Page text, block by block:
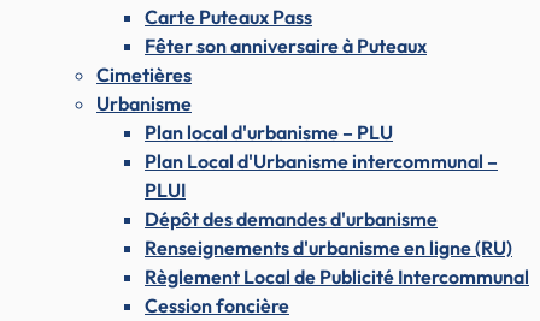
Carte Puteaux Pass
Fêter son anniversaire à Puteaux
Cimetières
Urbanisme
Plan local d'urbanisme – PLU
Plan Local d'Urbanisme intercommunal –
PLUI
Dépôt des demandes d'urbanisme
Renseignements d'urbanisme en ligne (RU)
Règlement Local de Publicité Intercommunal
Cession foncière